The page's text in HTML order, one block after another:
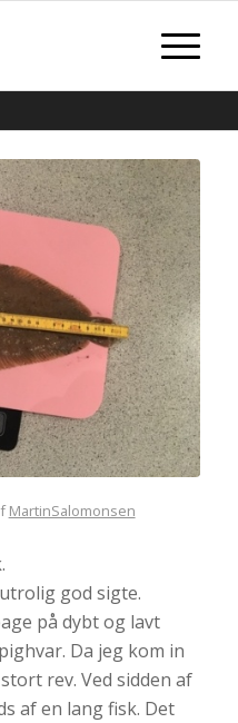
MartinSalomonsen
god sigte.
på dybt og lavt
Da jeg kom in
rev. Ved sidden af
af en lang fisk. Det